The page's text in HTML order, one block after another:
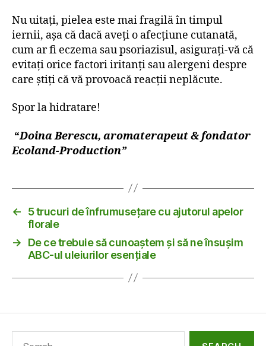
Nu uitați, pielea este mai fragilă în timpul
iernii, așa că dacă aveți o afecțiune cutanată,
cum ar fi eczema sau psoriazisul, asigurați-vă că
evitați orice factori iritanți sau alergeni despre
care știți că vă provoacă reacții neplăcute.
Spor la hidratare!
“Doina Berescu, aromaterapeut & fondator
Ecoland-Production”
←
5 trucuri de înfrumusețare cu ajutorul apelor
florale
→
De ce trebuie să cunoaștem și să ne însușim
ABC-ul uleiurilor esențiale